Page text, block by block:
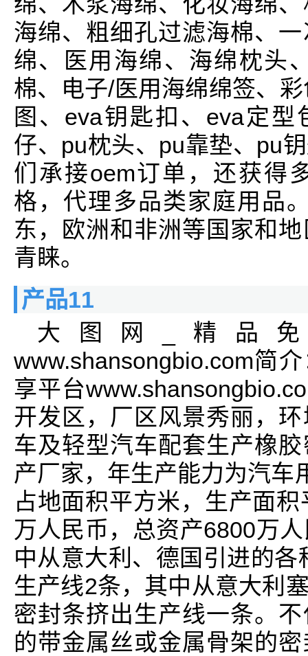
海绵、粗细孔过滤海棉、
绵、医用海绵、海绵枕头
棉、电子/医用海绵绵签、
图、eva钥匙扣、eva定
仔、pu枕头、pu靠垫、pu
们承接oem订单，还获得
格，代理多品类家庭用品
东，欧洲和非洲等国家和
青睐。
产品11
大图网_精品
www.shansongbio.com简
享平台
开发区，厂区风景秀丽，
车及轻型汽车配套生产橡
产厂家，年生产能力为汽车
占地面积平方米，生产面
万人民币，总资产6800万
中从意大利、德国引进的
生产线2条，其中从意大利
密封条挤出生产线一条。
的带金属丝或金属骨架的